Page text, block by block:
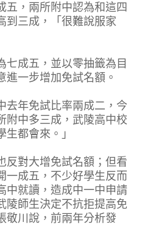
五，兩所附中認為和這四
到三成，「很難說服家
七成五，並以零抽籤為目
進一步增加免試名額。
去年免試比率兩成二，今
附中多三成，武陵高中校
都會來。」
反對大增免試名額；但看
一成五，不少好學生反而
中就讀，造成中一中申請
陵師生決定不抗拒提高免
敬川說，前兩年分析發